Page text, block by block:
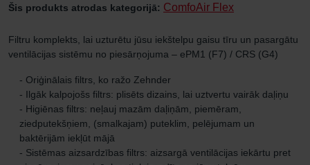
Šis produkts atrodas kategorijā: ComfoAir Flex
Filtru komplekts, lai uzturētu jūsu iekštelpu gaisu tīru un pasargātu
ventilācijas sistēmu no piesārņojuma – ePM1 (F7) / CRS (G4)
- Oriģinālais filtrs, ko ražo Zehnder
- Ilgāk kalpojošs filtrs: plisēts dizains, lai uztvertu vairāk daļiņu
- Higiēnas filtrs: neļauj mazām daļiņām, piemēram,
ziedputekšņiem, (smalkajam) puteklim, pelējumam un
baktērijām iekļūt mājā
- Sistēmas aizsardzības filtrs: aizsargā ventilācijas iekārtu pret